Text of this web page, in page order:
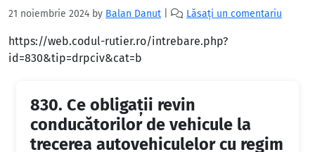
21 noiembrie 2024 by Balan Danut Lăsați un comentariu
https://web.codul-rutier.ro/intrebare.php?
id=830&tip=drpciv&cat=b
830. Ce obligaţii revin
conducătorilor de vehicule la
trecerea autovehiculelor cu regim